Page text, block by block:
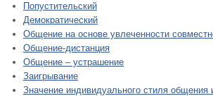
Попустительский
Демократический
Общение на основе увлеченности
Общение-дистанция
Общение – устрашение
Заигрывание
Значение индивидуального стиля